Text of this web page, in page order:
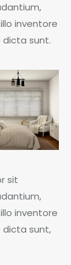
inventore
sunt.
sit
inventore
sunt,